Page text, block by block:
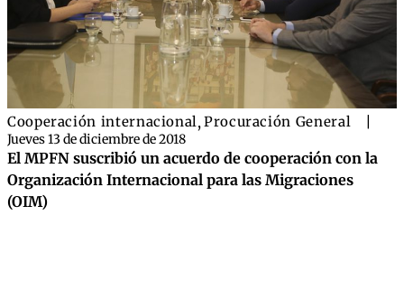
Cooperación internacional,Procuración General
Jueves 13 de diciembre de 2018
El MPFN suscribió un acuerdo de cooperación con la
Organización Internacional para las Migraciones
(OIM)